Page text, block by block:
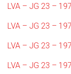
LVA – JG 23 –
LVA – JG 23 –
LVA – JG 23 –
LVA – JG 23 –